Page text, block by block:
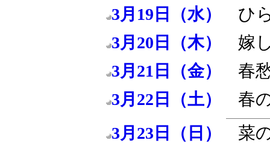
3月19日（水） ひ
3月20日（木） 嫁
3月21日（金） 春
3月22日（土） 春
3月23日（日） 菜